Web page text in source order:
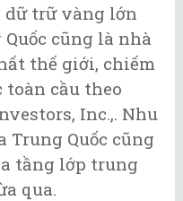
dữ trữ vàng lớn
cũng là nhà
thế giới, chiếm
toàn cầu theo
Inc.,. Nhu
Trung Quốc cũng
tầng lớp trung
qua.